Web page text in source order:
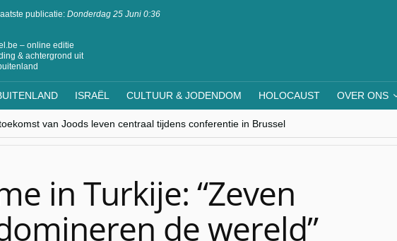
publicatie: Donderdag 25 Juni 0:36
– online editie
& achtergrond uit
ISRAËL CULTUUR & JODENDOM HOLOCAUST OVER ONS
van Joods leven centraal tijdens conferentie in Brussel
moeilijk seculiere Westen minderheden begrijpt”, Jinnih Beels (Vooruit)
de verrassing van Oost-Europa
op de beklaagdenbank”
in Turkije: “Zeven
de wereld”